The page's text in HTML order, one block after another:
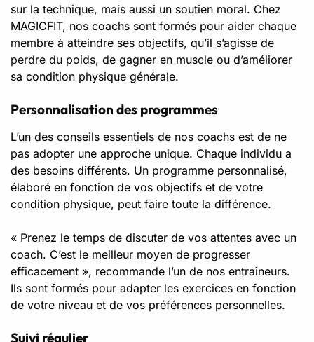
sur la technique, mais aussi un soutien moral. Chez
MAGICFIT, nos coachs sont formés pour aider chaque
membre à atteindre ses objectifs, qu’il s’agisse de
perdre du poids, de gagner en muscle ou d’améliorer
sa condition physique générale.
Personnalisation des programmes
L’un des conseils essentiels de nos coachs est de ne
pas adopter une approche unique. Chaque individu a
des besoins différents. Un programme personnalisé,
élaboré en fonction de vos objectifs et de votre
condition physique, peut faire toute la différence.
« Prenez le temps de discuter de vos attentes avec un
coach. C’est le meilleur moyen de progresser
efficacement », recommande l’un de nos entraîneurs.
Ils sont formés pour adapter les exercices en fonction
de votre niveau et de vos préférences personnelles.
Suivi régulier